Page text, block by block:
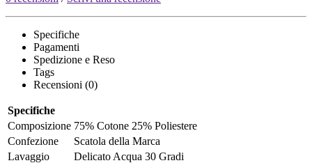
Specifiche
Pagamenti
Spedizione e Reso
Tags
Recensioni (0)
Specifiche
Composizione 75% Cotone 25% Poliestere
Confezione
Scatola della Marca
Lavaggio
Delicato Acqua 30 Gradi